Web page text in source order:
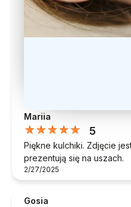
Mariia
5
Piękne kulchiki. Zdjęcie
prezentują się na uszach.
2/27/2025
Gosia